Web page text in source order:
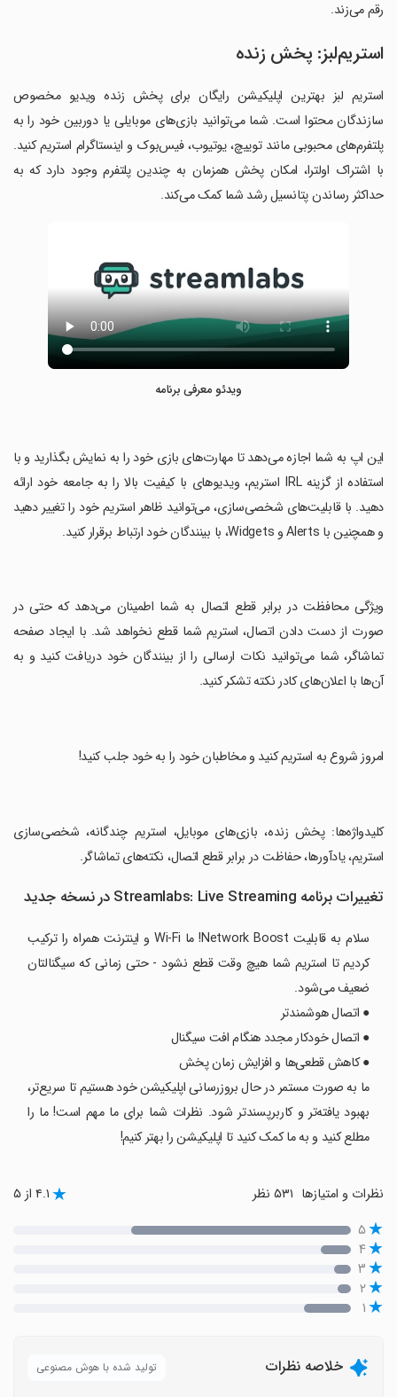
رقم می‌زند.
استریم‌لبز: پخش زنده
استریم لبز بهترین اپلیکیشن رایگان برای پخش زنده ویدیو مخصوص
سازندگان محتوا است. شما می‌توانید بازی‌های موبایلی یا دوربین خود را به
پلتفرم‌های محبوبی مانند توییچ، یوتیوب، فیس‌بوک و اینستاگرام استریم کنید.
با اشتراک اولترا، امکان پخش همزمان به چندین پلتفرم وجود دارد که به
حداکثر رساندن پتانسیل رشد شما کمک می‌کند.
ویدئو معرفی برنامه
‏این اپ به شما اجازه می‌دهد تا مهارت‌های بازی خود را به نمایش بگذارید و با
استفاده از گزینه IRL استریم، ویدیوهای با کیفیت بالا را به جامعه خود ارائه
دهید. با قابلیت‌های شخصی‌سازی، می‌توانید ظاهر استریم خود را تغییر دهید
و همچنین با Alerts و Widgets، با بینندگان خود ارتباط برقرار کنید.
‏ویژگی محافظت در برابر قطع اتصال به شما اطمینان می‌دهد که حتی در
صورت از دست دادن اتصال، استریم شما قطع نخواهد شد. با ایجاد صفحه
تماشاگر، شما می‌توانید نکات ارسالی را از بینندگان خود دریافت کنید و به
آن‌ها با اعلان‌های کادر نکته تشکر کنید.
‏امروز شروع به استریم کنید و مخاطبان خود را به خود جلب کنید!
‏کلیدواژه‌ها: پخش زنده، بازی‌های موبایل، استریم چندگانه، شخصی‌سازی
استریم، یادآور‌ها، حفاظت در برابر قطع اتصال، نکته‌های تماشاگر.
تغییرات برنامه Streamlabs: Live Streaming در نسخه جدید
سلام به قابلیت Network Boost! ما Wi-Fi و اینترنت همراه را ترکیب
کردیم تا استریم شما هیچ وقت قطع نشود - حتی زمانی که سیگنالتان
ضعیف می‌شود.
● اتصال هوشمندتر
● اتصال خودکار مجدد هنگام افت سیگنال
● کاهش قطعی‌ها و افزایش زمان پخش
ما به صورت مستمر در حال بروزرسانی اپلیکیشن خود هستیم تا سریع‌تر،
بهبود یافته‌تر و کاربرپسندتر شود. نظرات شما برای ما مهم است! ما را
مطلع کنید و به ما کمک کنید تا اپلیکیشن را بهتر کنیم!
نظرات و امتیازها ۴.۱ از ۵
۵
۴
۳
۲
۱
خلاصه نظرات تولید شده با هوش مصنوعی